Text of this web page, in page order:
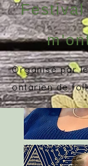
Organisé par
ontarien de